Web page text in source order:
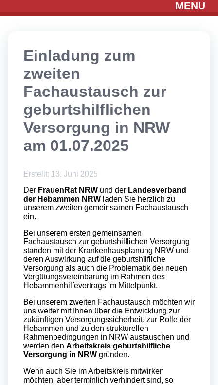
MENU
Einladung zum
zweiten
Fachaustausch zur
geburtshilflichen
Versorgung in NRW
am 01.07.2025
Erstellt: 13. Juni 2025
Der FrauenRat NRW und der Landesverband
der Hebammen NRW laden Sie herzlich zu
unserem zweiten gemeinsamen Fachaustausch
ein.
Bei unserem ersten gemeinsamen
Fachaustausch zur geburtshilflichen Versorgung
standen mit der Krankenhausplanung NRW und
deren Auswirkung auf die geburtshilfliche
Versorgung als auch die Problematik der neuen
Vergütungsvereinbarung im Rahmen des
Hebammenhilfevertrags im Mittelpunkt.
Bei unserem zweiten Fachaustausch möchten wir
uns weiter mit Ihnen über die Entwicklung zur
zukünftigen Versorgungssicherheit, zur Rolle der
Hebammen und zu den strukturellen
Rahmenbedingungen in NRW austauschen und
werden den Arbeitskreis geburtshilfliche
Versorgung in NRW gründen.
Wenn auch Sie im Arbeitskreis mitwirken
möchten, aber terminlich verhindert sind, so